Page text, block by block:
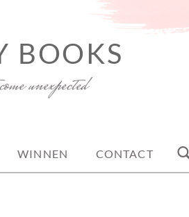
BOOKS
unexpected
WINNEN CONTACT